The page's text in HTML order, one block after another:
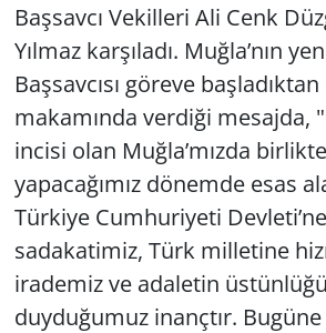
Başsavcı Vekilleri Ali Cenk
Yılmaz karşıladı. Muğla’nın
Başsavcısı göreve
makamında verdiği mesajda,
incisi olan Muğla’mızda
yapacağımız dönemde esas
Türkiye Cumhuriyeti
sadakatimiz, Türk milletine
irademiz ve adaletin
duyduğumuz inançtır.